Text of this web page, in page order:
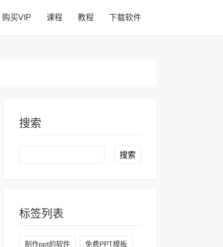
购买VIP 课程 教程 下载软件
搜索
Search
标签列表
制作ppt的软件 免费PPT模板